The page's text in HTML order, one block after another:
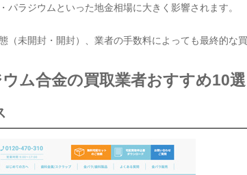
パラジウムといった地金相場に大きく影響されます。
（未開封・開封）、業者の手数料によっても最終的な
ム合金の買取業者おすすめ10選